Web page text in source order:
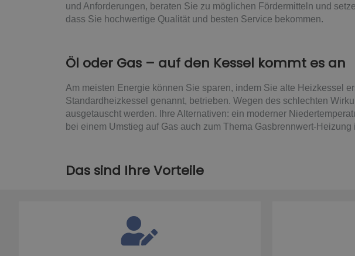
und Anforderungen, beraten Sie zu möglichen Fördermitteln und
dass Sie hochwertige Qualität und besten Service bekommen.
Öl oder Gas – auf den Kessel kommt es an
Am meisten Energie können Sie sparen, indem Sie alte Heizkessel
Standardheizkessel genannt, betrieben. Wegen des schlechten
ausgetauscht werden. Ihre Alternativen: ein moderner
bei einem Umstieg auf Gas auch zum Thema Gasbrennwert-
Das sind Ihre Vorteile